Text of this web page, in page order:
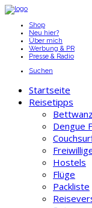
Shop
Neu hier?
Über mich
Werbung & PR
Presse & Radio
Suchen
Startseite
Reisetipps
Dengue
Hostels
Flüge
Packliste